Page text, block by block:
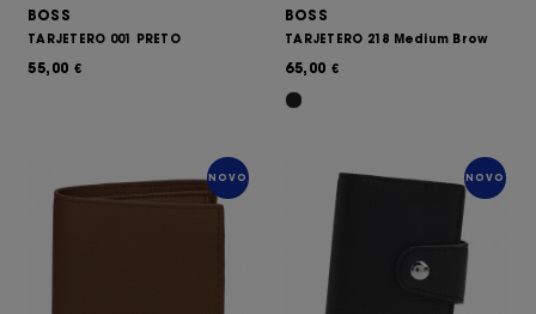
BOSS
TARJETERO 001 PRETO
55,00 €
BOSS
TARJETERO 218 Medium Brow
65,00 €
NOVO NOVO